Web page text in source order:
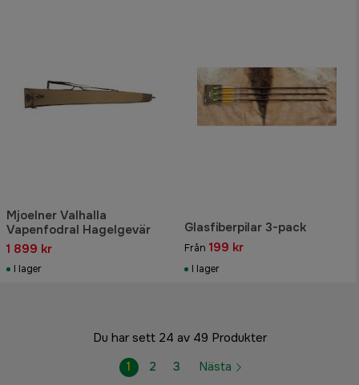
Mjoelner Valhalla
Vapenfodral Hagelgevär
1 899 kr
I lager
Glasfiberpilar 3-pack
Från 199 kr
I lager
Du har sett 24 av 49 Produkter
1
2 3 Nästa